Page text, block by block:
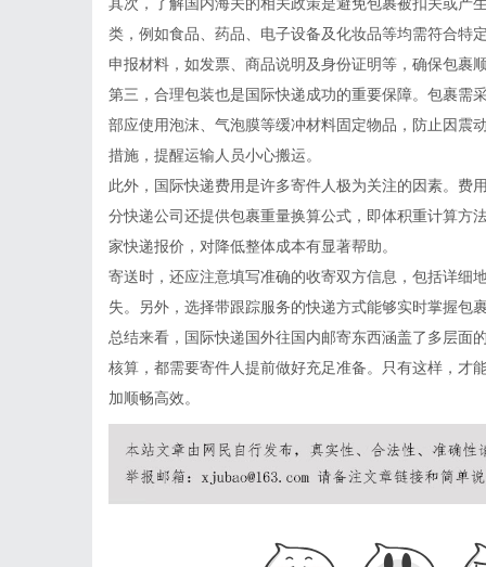
类，例如食品、药品、电子设备及化妆品等均需符合特
申报材料，如发票、商品说明及身份证明等，确保包裹
第三，合理包装也是国际快递成功的重要保障。包裹需
部应使用泡沫、气泡膜等缓冲材料固定物品，防止因震
措施，提醒运输人员小心搬运。
此外，国际快递费用是许多寄件人极为关注的因素。费
分快递公司还提供包裹重量换算公式，即体积重计算方
家快递报价，对降低整体成本有显著帮助。
寄送时，还应注意填写准确的收寄双方信息，包括详细
失。另外，选择带跟踪服务的快递方式能够实时掌握包
总结来看，国际快递国外往国内邮寄东西涵盖了多层面
核算，都需要寄件人提前做好充足准备。只有这样，才
加顺畅高效。